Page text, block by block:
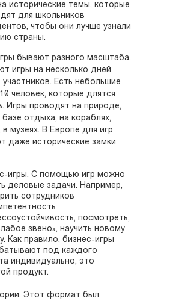
исторические темы, которые
для школьников
чтобы они лучше узнали
страны.
бывают разного масштаба.
игры на несколько дней
участников. Есть небольшие
человек, которые длятся
Игры проводят на природе,
отдыха, на кораблях,
в музеях. В Европе для игр
даже исторические замки
игры. С помощью игр можно
деловые задачи. Например,
сотрудников
посмотреть,
звено», научить новому
Как правило, бизнес-игры
под каждого
индивидуально, это
продукт.
Этот формат был